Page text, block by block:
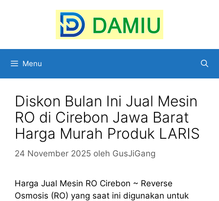
Menu
Diskon Bulan Ini Jual Mesin
RO di Cirebon Jawa Barat
Harga Murah Produk LARIS
24 November 2025 oleh GusJiGang
Harga Jual Mesin RO Cirebon ~ Reverse
Osmosis (RO) yang saat ini digunakan untuk